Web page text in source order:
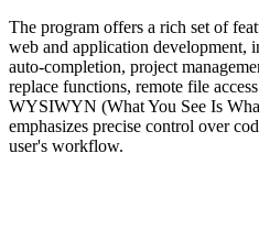
The program offers a rich set of
web and application development,
auto-completion, project
replace functions, remote file
WYSIWYN (What You See Is
emphasizes precise control over
user's workflow.